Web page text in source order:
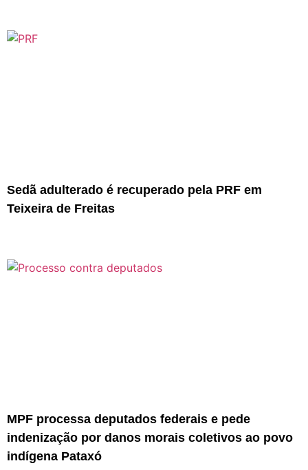
Sedã adulterado é recuperado pela PRF em
Teixeira de Freitas
MPF processa deputados federais e pede
indenização por danos morais coletivos ao povo
indígena Pataxó